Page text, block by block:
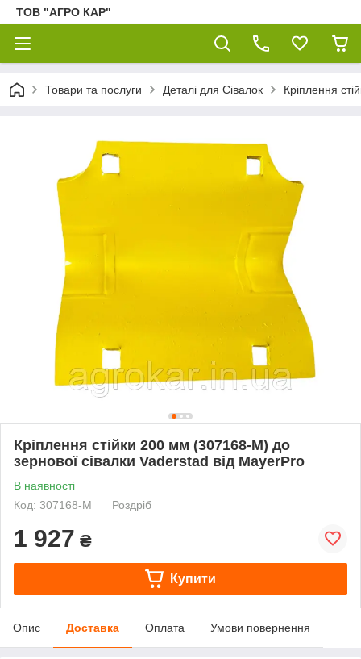
ТОВ "АГРО КАР"
Товари та послуги Деталі для Сівалок Кріплення
Кріплення стійки 200 мм (307168-M) до
зернової сівалки Vaderstad від MayerPro
В наявності
Код: 307168-M
Роздріб
1 927 ₴
Купити
Опис Доставка Оплата Умови повернення